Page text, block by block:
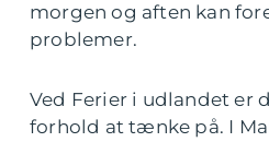
morgen og aften kan
problemer.
Ved Ferier i udlandet er
forhold at tænke på. I